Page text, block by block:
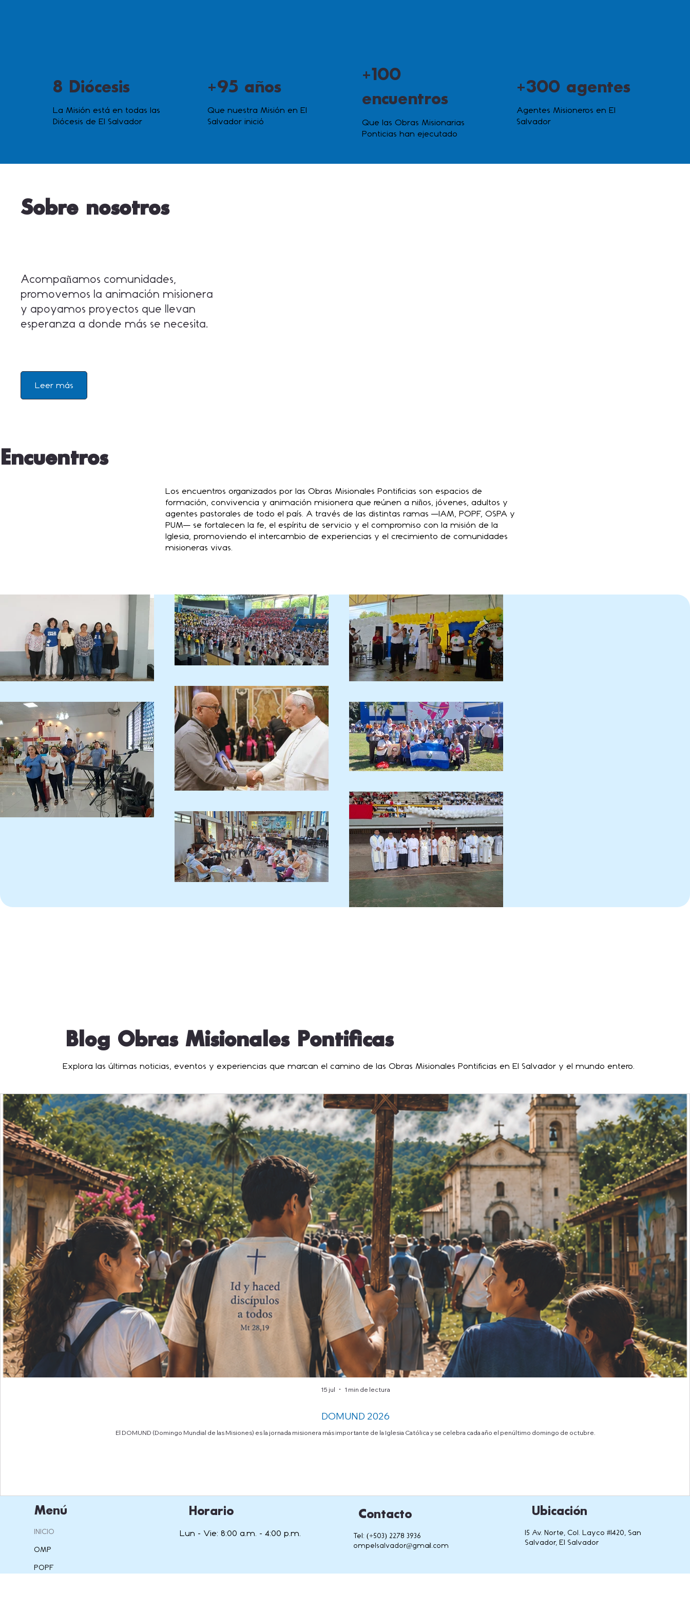
La Misión está en todas las
Diócesis de El Salvador
8 Diócesis
Que nuestra Misión en El
Salvador inició
+95 años
Que las Obras Misionarias
Ponticias han ejecutado
+100
encuentros
Agentes Misioneros en El
Salvador
+300 agentes
Sobre nosotros
Acompañamos comunidades,
promovemos la animación misionera
y apoyamos proyectos que llevan
esperanza a donde más se necesita.
Leer más
Encuentros
Los encuentros organizados por las Obras Misionales Pontificias son espacios de
formación, convivencia y animación misionera que reúnen a niños, jóvenes, adultos y
agentes pastorales de todo el país. A través de las distintas ramas —IAM, POPF, OSPA y
PUM— se fortalecen la fe, el espíritu de servicio y el compromiso con la misión de la
Iglesia, promoviendo el intercambio de experiencias y el crecimiento de comunidades
misioneras vivas.
Blog Obras Misionales Pontificas
Explora las últimas noticias, eventos y experiencias que marcan el camino de las Obras Misionales Pontificias en El Salvador y el mundo entero.
DOMUND 2026
El DOMUND (Domingo Mundial de las Misiones) es la jornada misionera más importante de la Iglesia Católica y se celebra cada año el penúltimo domingo de octubre.
15 jul 1 min de lectura
Menú
INICIO
OMP
POPF
Horario
Lun - Vie: 8:00 a.m. - 4:00 p.m.
Ubicación
15 Av. Norte, Col. Layco #1420, San
Salvador, El Salvador
Contacto
Tel: (+503) 2278 3936
ompelsalvador@gmail.com